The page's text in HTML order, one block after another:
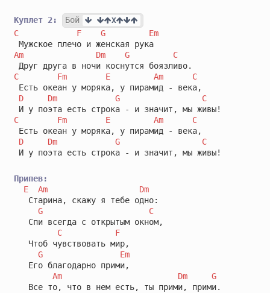
Куплет 2: Бой X
C F G
Em
Мужское плечо и женская рука
Am
Dm G
C
C
Fm E Am
C
Есть океан у моряка, у пирамид - века,
D
Dm G
C
C
Fm E Am
C
Есть океан у моряка, у пирамид - века,
D
Dm G
C
И у поэта есть строка - и значит, мы живы!
Припев:
E
Am
Dm
   Старина, скажу я тебе одно:
G
C
   Спи всегда с открытым окном,
C
F
   Чтоб чувствовать мир,
G
Em
   Его благодарно прими,
Am
Dm
G
   Все то, что в нем есть, ты прими, прими.